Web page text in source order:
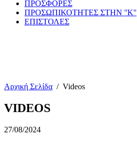
ΠΡΟΣΦΟΡΕΣ
ΠΡΟΣΩΠΙΚΟΤΗΤΕΣ ΣΤΗΝ ''Κ''
ΕΠΙΣΤΟΛΕΣ
Αρχική Σελίδα / Videos
VIDEOS
27/08/2024